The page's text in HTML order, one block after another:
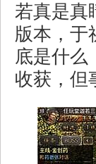
若真是
版本，于
底是什么
收获，但